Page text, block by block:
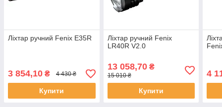
Ліхтар ручний Fenix E35R
3 854,10 ₴ 4 430 ₴
Купити
Ліхтар ручний Fenix
LR40R V2.0
13 058,70₴
15 010 ₴
Купити
4